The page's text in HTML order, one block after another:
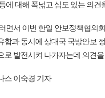
에 대해 폭넓고 심도 있는 의견
면서 이번 한일 안보정책협의
함과 동시에 상대국 국방안보
로 발전시켜 나가자는데 의견
스 이숙경 기자